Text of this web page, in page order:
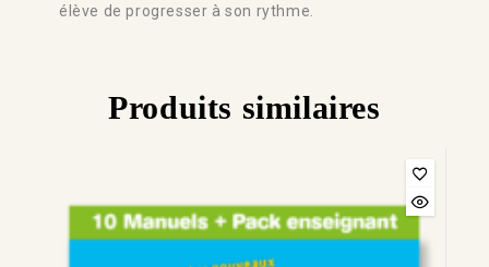
élève de progresser à son rythme.
Produits similaires